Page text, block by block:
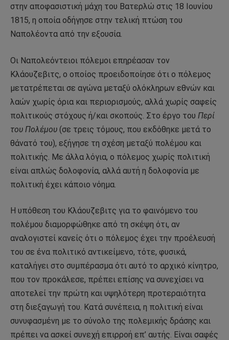
στην αποφασιστική μάχη του Βατερλώ στις 18 Ιουνίου
1815, η οποία οδήγησε στην τελική πτώση του
Ναπολέοντα από την εξουσία.
Οι Ναπολεόντειοι πόλεμοι επηρέασαν τον
Κλάουζεβιτς, ο οποίος προειδοποίησε ότι ο πόλεμος
μετατρέπεται σε αγώνα μεταξύ ολόκληρων εθνών και
λαών χωρίς όρια και περιορισμούς, αλλά χωρίς σαφείς
πολιτικούς στόχους ή/και σκοπούς. Στο έργο του Περί
του Πολέμου (σε τρεις τόμους, που εκδόθηκε μετά το
θάνατό του), εξήγησε τη σχέση μεταξύ πολέμου και
πολιτικής. Με άλλα λόγια, ο πόλεμος χωρίς πολιτική
είναι απλώς δολοφονία, αλλά αυτή η δολοφονία με
πολιτική έχει κάποιο νόημα.
Η υπόθεση του Κλάουζεβιτς για το φαινόμενο του
πολέμου διαμορφώθηκε από τη σκέψη ότι, αν
αναλογιστεί κανείς ότι ο πόλεμος έχει την προέλευσή
του σε ένα πολιτικό αντικείμενο, τότε, φυσικά,
καταλήγει στο συμπέρασμα ότι αυτό το αρχικό κίνητρο,
που τον προκάλεσε, πρέπει επίσης να συνεχίσει να
αποτελεί την πρώτη και υψηλότερη προτεραιότητα
στη διεξαγωγή του. Κατά συνέπεια, η πολιτική είναι
συνυφασμένη με το σύνολο της πολεμικής δράσης και
πρέπει να ασκεί συνεχή επιρροή επ’ αυτής. Είναι σαφές